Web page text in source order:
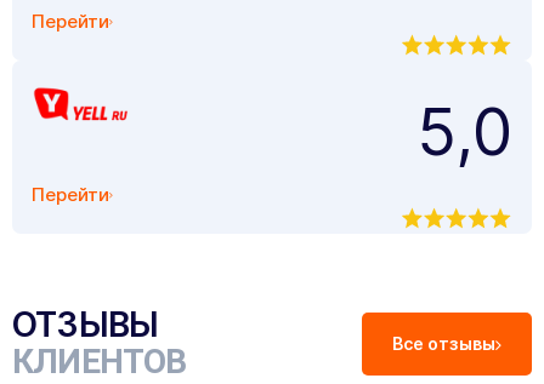
Перейти
Перейти
5,0
ОТЗЫВЫ
КЛИЕНТОВ Все отзывы